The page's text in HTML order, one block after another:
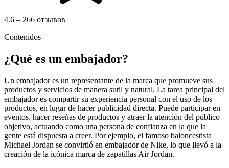
4.6 – 266 отзывов
Contenidos
¿Qué es un embajador?
Un embajador es un representante de la marca que promueve sus
productos y servicios de manera sutil y natural. La tarea principal del
embajador es compartir su experiencia personal con el uso de los
productos, en lugar de hacer publicidad directa. Puede participar en
eventos, hacer reseñas de productos y atraer la atención del público
objetivo, actuando como una persona de confianza en la que la
gente está dispuesta a creer. Por ejemplo, el famoso baloncestista
Michael Jordan se convirtió en embajador de Nike, lo que llevó a la
creación de la icónica marca de zapatillas Air Jordan.